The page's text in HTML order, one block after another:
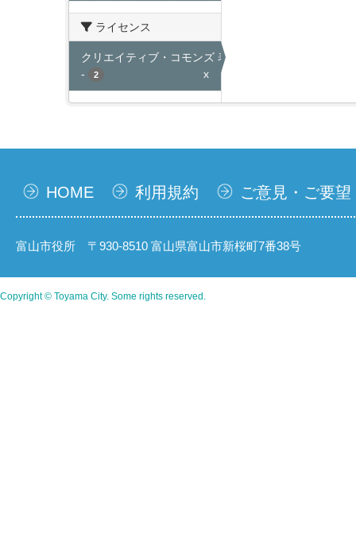
ライセンス
クリエイティブ・コモンズ 表示
-
2 x
HOME 利用規約 ご意見・ご要望
富山市役所 〒930-8510 富山県富山市新桜町7番38号
Copyright © Toyama City. Some rights reserved.